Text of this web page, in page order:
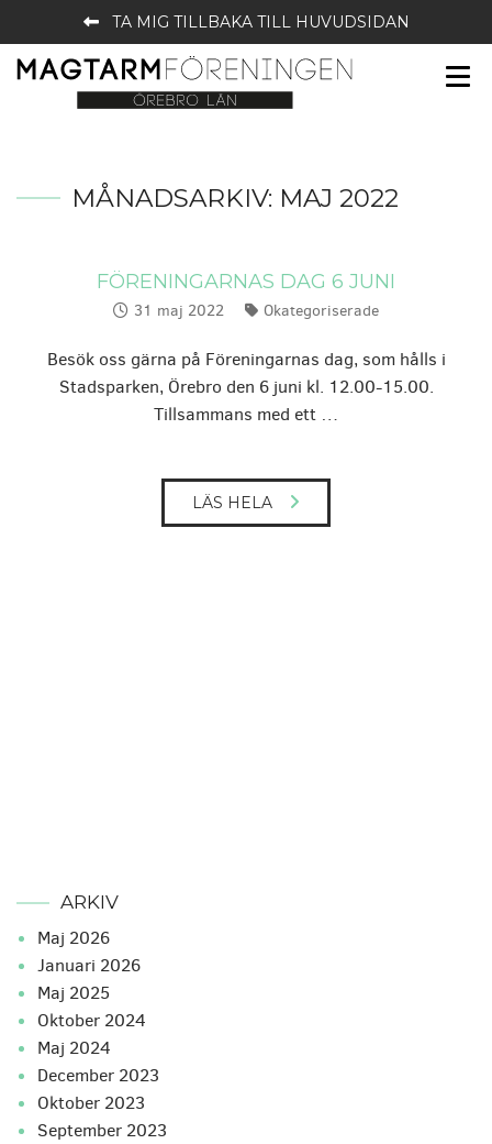
TA MIG TILLBAKA TILL HUVUDSIDAN
MÅNADSARKIV: MAJ 2022
FÖRENINGARNAS DAG 6 JUNI
Publicerat:
31 maj 2022 Kategorier:
Okategoriserade
Besök oss gärna på Föreningarnas dag, som hålls i
Stadsparken, Örebro den 6 juni kl. 12.00-15.00.
Tillsammans med ett …
LÄS HELA
ARKIV
maj 2026
januari 2026
maj 2025
oktober 2024
maj 2024
december 2023
oktober 2023
september 2023